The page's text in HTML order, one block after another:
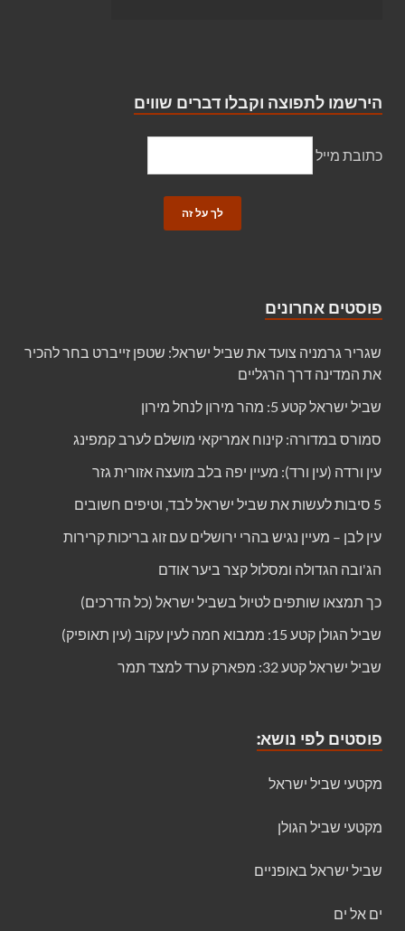
הירשמו לתפוצה וקבלו דברים שווים
כתובת מייל
פוסטים אחרונים
שגריר גרמניה צועד את שביל ישראל: שטפן זייברט בחר להכיר
את המדינה דרך הרגליים
שביל ישראל קטע 5: מהר מירון לנחל מירון
סמורס במדורה: קינוח אמריקאי מושלם לערב קמפינג
עין ורדה (עין ורד): מעיין יפה בלב מועצה אזורית גזר
5 סיבות לעשות את שביל ישראל לבד, וטיפים חשובים
עין לבן – מעיין נגיש בהרי ירושלים עם זוג בריכות קרירות
הג'ובה הגדולה ומסלול קצר ביער אודם
כך תמצאו שותפים לטיול בשביל ישראל (כל הדרכים)
שביל הגולן קטע 15: ממבוא חמה לעין עקוב (עין תאופיק)
שביל ישראל קטע 32: מפארק ערד למצד תמר
פוסטים לפי נושא:
מקטעי שביל ישראל
מקטעי שביל הגולן
שביל ישראל באופניים
ים אל ים